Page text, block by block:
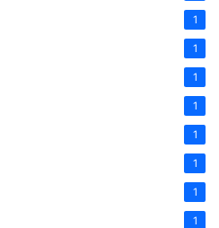
1
1
1
1
1
1
1
1